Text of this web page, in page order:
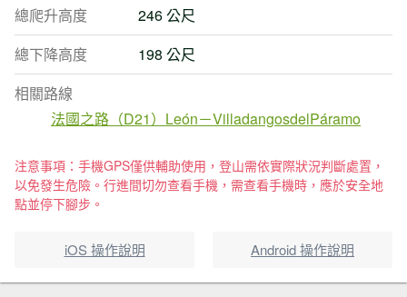
總爬升高度
246 公尺
總下降高度
198 公尺
相關路線
法國之路（D21）León－VilladangosdelPáramo
注意事項：手機GPS僅供輔助使用，登山需依實際狀況判斷處置，
以免發生危險。行進間切勿查看手機，需查看手機時，應於安全地
點並停下腳步。
iOS 操作說明 Android 操作說明